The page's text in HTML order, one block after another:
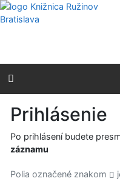
Prejsť na obsah
Prejsť na menu
Prehlásenie o
Prihlásenie
Po prihlásení budete
záznamu
Polia označené znakom